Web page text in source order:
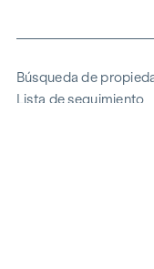
Búsqueda de
Lista de seguimiento